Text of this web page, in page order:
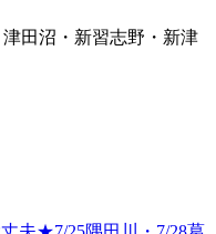
田沼・新習志野・新津